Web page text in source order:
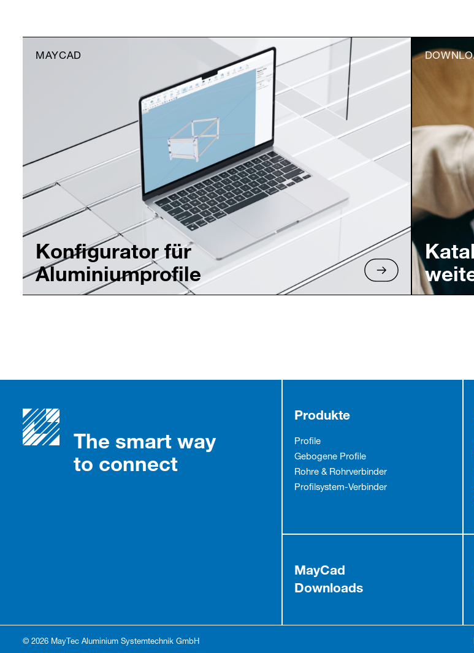
MAYCAD
Konfigurator für
Aluminiumprofile
The smart way
to connect
Produkte
Profile
Gebogene Profile
Rohre & Rohrverbinder
Profilsystem-Verbinder
MayCad
Downloads
© 2026 MayTec Aluminium Systemtechnik GmbH